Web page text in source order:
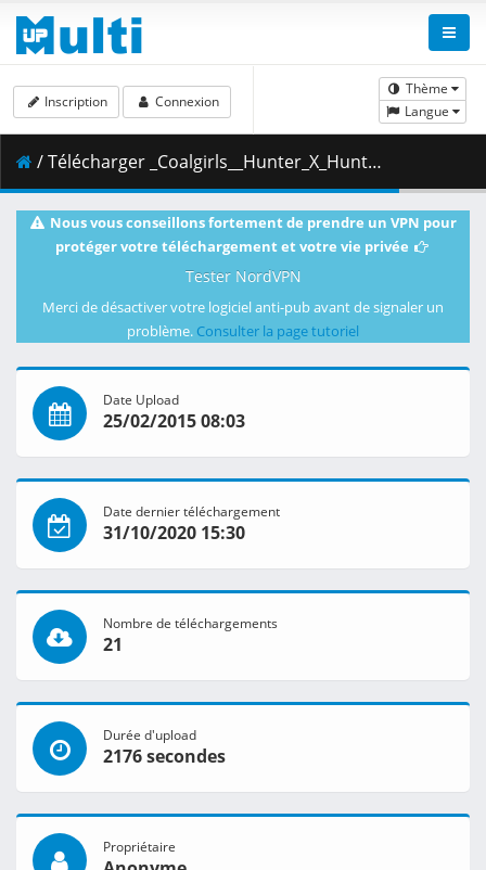
Thème
Langue
Inscription Connexion
/ Télécharger _Coalgirls__Hunter_X_Hunter_041__1920x1080_Blu-ray_FLAC___7E85B040_.mkv.001 ( 522.98 MB )
Nous vous conseillons fortement de prendre un VPN pour
protéger votre téléchargement et votre vie privée
Tester NordVPN
Merci de désactiver votre logiciel anti-pub avant de signaler un
problème. Consulter la page tutoriel
Date Upload
25/02/2015 08:03
Date dernier téléchargement
31/10/2020 15:30
Nombre de téléchargements
21
Durée d'upload
2176 secondes
Propriétaire